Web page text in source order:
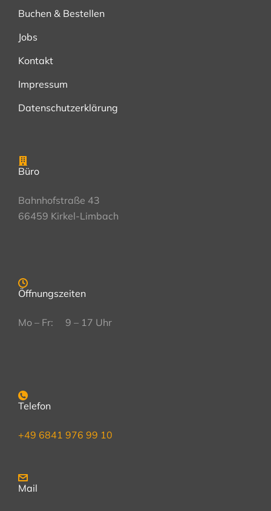
Buchen & Bestellen
Jobs
Kontakt
Impressum
Datenschutzerklärung
Büro
Bahnhofstraße 43
66459 Kirkel-Limbach
Öffnungszeiten
Mo – Fr: 9 – 17 Uhr
Telefon
+49 6841 976 99 10
Mail